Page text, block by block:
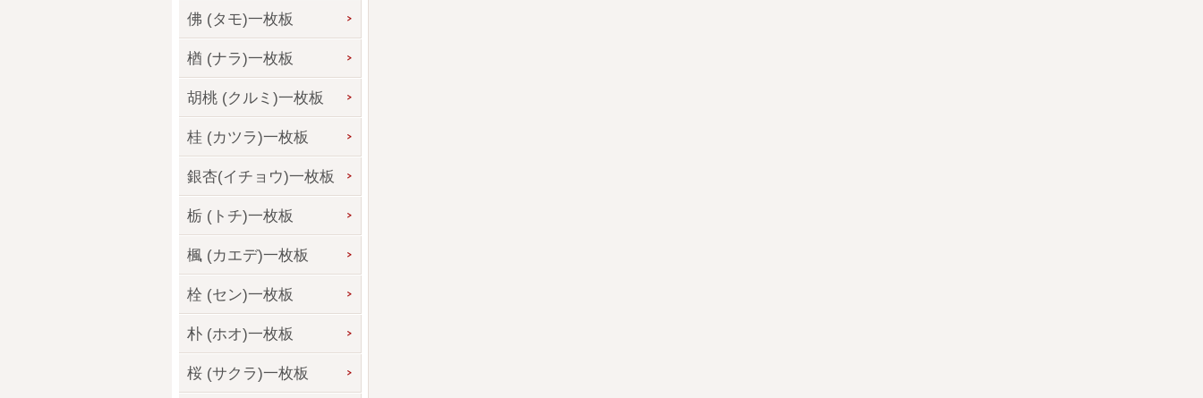
佛 (タモ)一枚板
楢 (ナラ)一枚板
胡桃 (クルミ)一枚板
桂 (カツラ)一枚板
銀杏(イチョウ)一枚板
栃 (トチ)一枚板
楓 (カエデ)一枚板
栓 (セン)一枚板
朴 (ホオ)一枚板
桜 (サクラ)一枚板